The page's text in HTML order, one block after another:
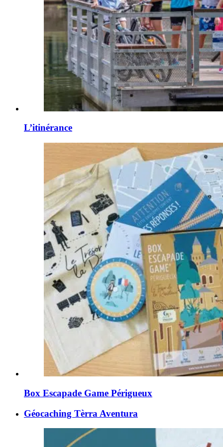
L’itinérance
Box Escapade Game Périgueux
Géocaching Tèrra Aventura